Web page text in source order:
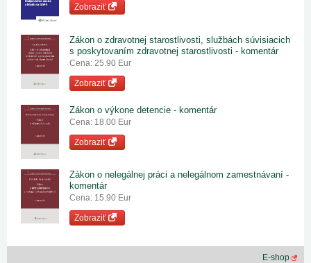
Zobraziť
Zákon o zdravotnej starostlivosti, službách súvisiacich
s poskytovaním zdravotnej starostlivosti - komentár
Cena: 25.90 Eur
Zobraziť
Zákon o výkone detencie - komentár
Cena: 18.00 Eur
Zobraziť
Zákon o nelegálnej práci a nelegálnom zamestnávaní -
komentár
Cena: 15.90 Eur
Zobraziť
E-shop